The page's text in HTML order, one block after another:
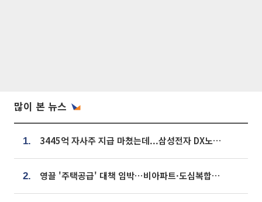
많이 본 뉴스
1. 3445억 자사주 지급 마쳤는데...삼성전자 DX노조, 뒤늦은 '떼쓰기 집회'
2. 영끌 '주택공급' 대책 임박⋯비아파트·도심복합까지 총동원